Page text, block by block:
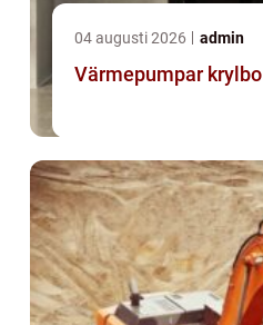
04 augusti 2026 admin
Värmepumpar krylbo